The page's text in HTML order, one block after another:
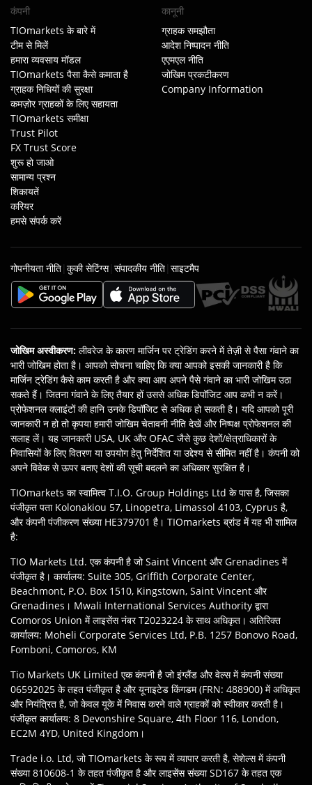
कंपनी
TIOmarkets के बारे में
टीम से मिलें
हमारा व्यवसाय मॉडल
TIOmarkets पैसा कैसे कमाता है
ग्राहक निधियों की सुरक्षा
कमज़ोर ग्राहकों के लिए सहायता
TIOmarkets समीक्षा
Trust Pilot
FX Trust Score
शुरू हो जाओ
सामान्य प्रश्न
शिकायतें
करियर
हमसे संपर्क करें
कानूनी
ग्राहक समझौता
आदेश निष्पादन नीति
एएमएल नीति
जोखिम प्रकटीकरण
Company Information
गोपनीयता नीति| कुकी सेटिंग्स| संपादकीय नीति| साइटमैप
जोखिम अस्वीकरण: लीवरेज के कारण मार्जिन पर ट्रेडिंग करने में तेज़ी से पैसा गंवाने का
भारी जोखिम होता है। आपको सोचना चाहिए कि क्‍या आपको इसकी जानकारी है कि
मार्जिन ट्रेडिंग कैसे काम करती है और क्या आप अपने पैसे गंवाने का भारी जोखिम उठा
सकते हैं। जितना गंवाने के लिए तैयार हों उससे अधिक डिपॉजिट आप कभी न करें।
प्रोफेशनल क्लाइंटों की हानि उनके डिपॉजिट से अधिक हो सकती है। यदि आपको पूरी
जानकारी न हो तो कृपया हमारी जोखिम चेतावनी नीति देखें और निष्‍पक्ष प्रोफेशनल की
सलाह लें। यह जानकारी USA, UK और OFAC जैसे कुछ देशों/क्षेत्राधिकारों के
निवासियों के लिए वितरण या उपयोग हेतु निर्देशित या उद्देश्‍य से सीमित नहीं है। कंपनी को
अपने विवेक से ऊपर बताए देशों की सूची बदलने का अधिकार सुरक्षित है।
TIOmarkets का स्वामित्व T.I.O. Group Holdings Ltd के पास है, जिसका
पंजीकृत पता Kolonakiou 57, Linopetra, Limassol 4103, Cyprus है,
और कंपनी पंजीकरण संख्या HE379701 है। TIOmarkets ब्रांड में यह भी शामिल
है:
TIO Markets Ltd. एक कंपनी है जो Saint Vincent और Grenadines में
पंजीकृत है। कार्यालय: Suite 305, Griffith Corporate Center,
Beachmont, P.O. Box 1510, Kingstown, Saint Vincent और
Grenadines। Mwali International Services Authority द्वारा
Comoros Union में लाइसेंस नंबर T2023224 के साथ अधिकृत। अतिरिक्त
कार्यालय: Moheli Corporate Services Ltd, P.B. 1257 Bonovo Road,
Fomboni, Comoros, KM
Tio Markets UK Limited एक कंपनी है जो इंग्लैंड और वेल्स में कंपनी संख्या
06592025 के तहत पंजीकृत है और यूनाइटेड किंगडम (FRN: 488900) में अधिकृत
और नियंत्रित है, जो केवल यूके में निवास करने वाले ग्राहकों को स्वीकार करती है।
पंजीकृत कार्यालय: 8 Devonshire Square, 4th Floor 116, London,
EC2M 4YD, United Kingdom।
Trade i.o. Ltd, जो TIOmarkets के रूप में व्यापार करती है, सेशेल्स में कंपनी
संख्या 810608-1 के तहत पंजीकृत है और लाइसेंस संख्या SD167 के तहत एक